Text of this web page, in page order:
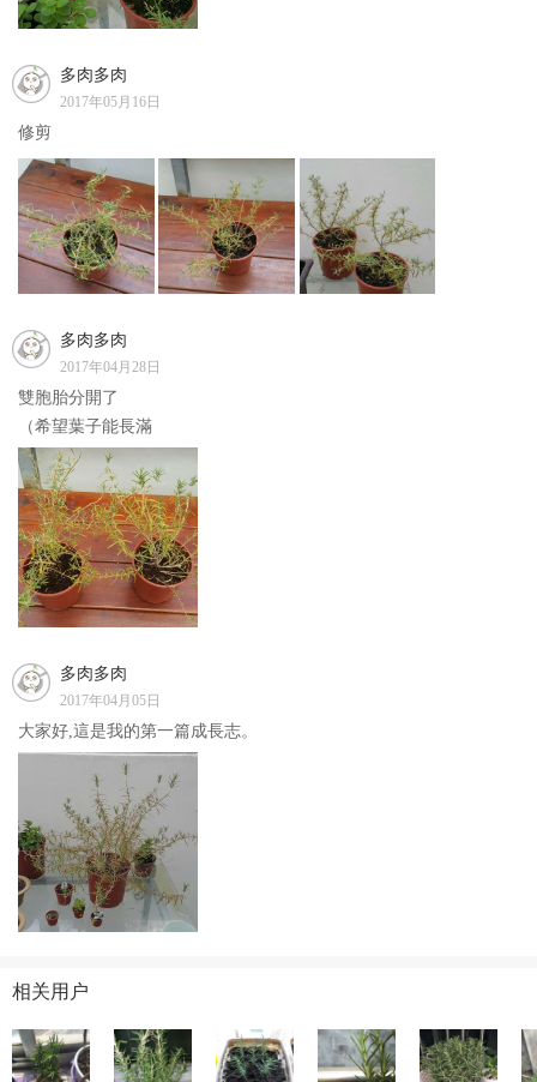
多肉多肉
2017年05月16日
修剪
多肉多肉
2017年04月28日
雙胞胎分開了
（希望葉子能長滿
多肉多肉
2017年04月05日
大家好,這是我的第一篇成長志。
相关用户